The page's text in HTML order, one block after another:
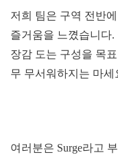
저희 팀은 구역 전반
즐거움을 느꼈습니다
장감 도는 구성을 목
무 무서워하지는 마세
여러분은 Surge라고